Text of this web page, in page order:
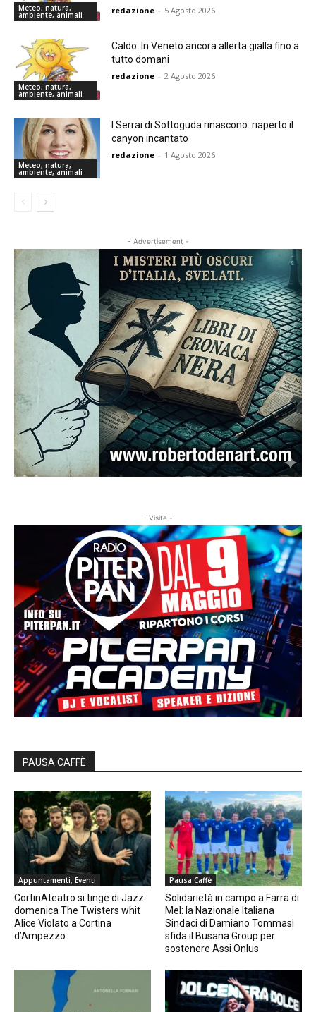
Meteo, natura,
ambiente, animali redazione - 5 Agosto 2026
Meteo, natura,
ambiente, animali
Caldo. In Veneto ancora allerta gialla fino a
tutto domani
redazione - 2 Agosto 2026
Meteo, natura,
ambiente, animali
I Serrai di Sottoguda rinascono: riaperto il
canyon incantato
redazione - 1 Agosto 2026
- Advertisement -
- Visite -
PAUSA CAFFÈ
Appuntamenti, Eventi
CortinAteatro si tinge di Jazz:
domenica The Twisters whit
Alice Violato a Cortina
d’Ampezzo
Pausa Caffè
Solidarietà in campo a Farra di
Mel: la Nazionale Italiana
Sindaci di Damiano Tommasi
sfida il Busana Group per
sostenere Assi Onlus